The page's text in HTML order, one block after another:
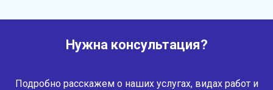
Нужна консультация?
Подробно расскажем о наших услугах, видах работ и